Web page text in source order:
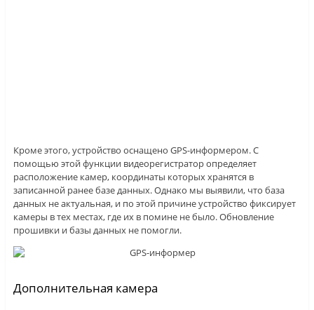
Кроме этого, устройство оснащено GPS-информером. С
помощью этой функции видеорегистратор определяет
расположение камер, координаты которых хранятся в
записанной ранее базе данных. Однако мы выявили, что база
данных не актуальная, и по этой причине устройство фиксирует
камеры в тех местах, где их в помине не было. Обновление
прошивки и базы данных не помогли.
Дополнительная камера